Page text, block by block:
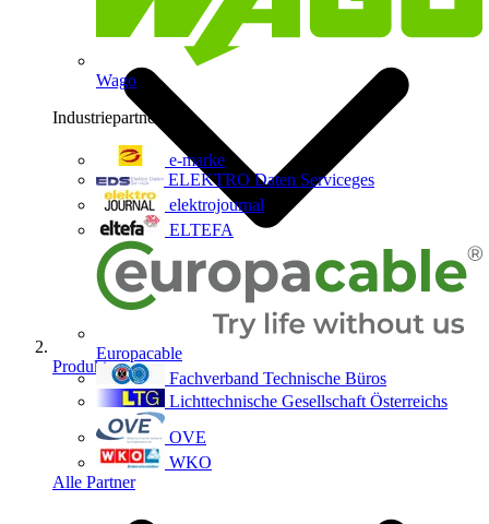
Wago
Industriepartner
e-marke
ELEKTRO Daten Serviceges
elektrojournal
ELTEFA
Europacable
Fachverband Technische Büros
Lichttechnische Gesellschaft Österreichs
OVE
WKO
Alle Partner
Produkte